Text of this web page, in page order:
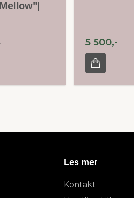
5 500,-
Les mer
Kontakt